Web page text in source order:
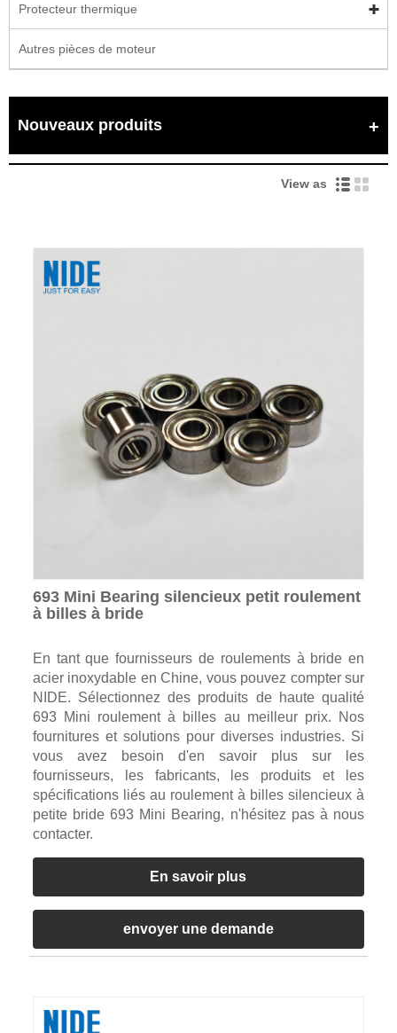
Protecteur thermique
Autres pièces de moteur
Nouveaux produits
View as
693 Mini Bearing silencieux petit roulement
à billes à bride
En tant que fournisseurs de roulements à bride en
acier inoxydable en Chine, vous pouvez compter sur
NIDE. Sélectionnez des produits de haute qualité
693 Mini roulement à billes au meilleur prix. Nos
fournitures et solutions pour diverses industries. Si
vous avez besoin d'en savoir plus sur les
fournisseurs, les fabricants, les produits et les
spécifications liés au roulement à billes silencieux à
petite bride 693 Mini Bearing, n'hésitez pas à nous
contacter.
En savoir plus
envoyer une demande